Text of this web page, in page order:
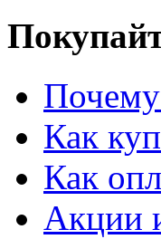
Как
Как
Акции